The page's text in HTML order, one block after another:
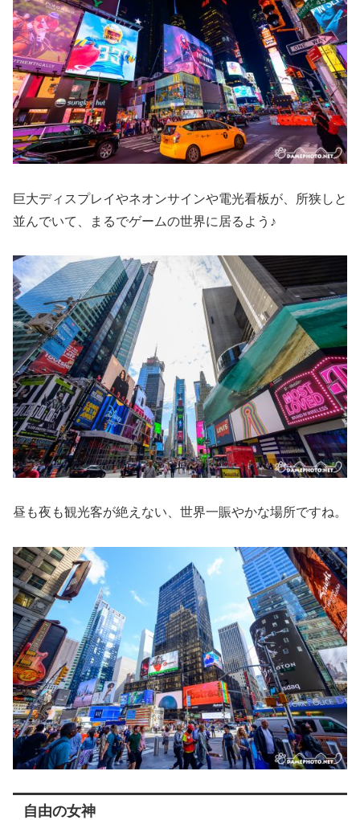
巨大ディスプレイやネオンサインや電光看板が、所狭しと
並んでいて、まるでゲームの世界に居るよう♪
昼も夜も観光客が絶えない、世界一賑やかな場所ですね。
自由の女神